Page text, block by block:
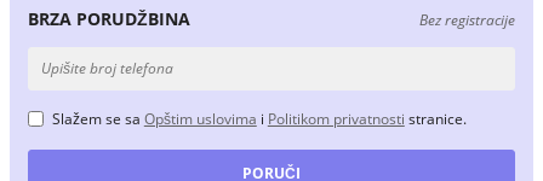
BRZA PORUDŽBINA Bez registracije
Slažem se sa Opštim uslovima i Politikom privatnosti stranice.